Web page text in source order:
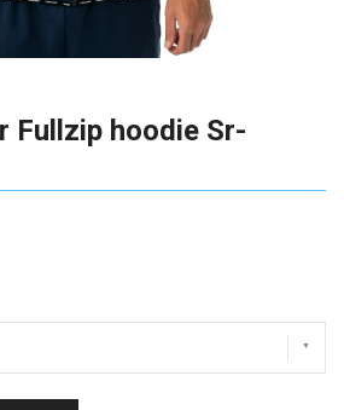
Fullzip hoodie Sr-